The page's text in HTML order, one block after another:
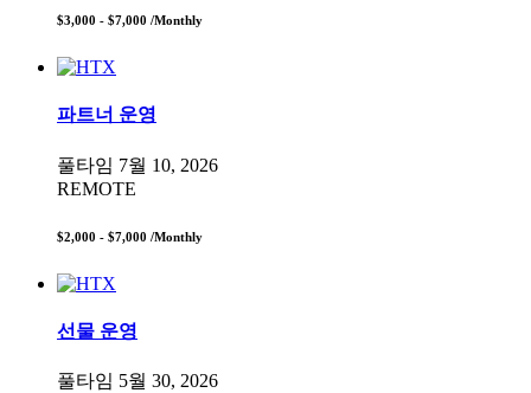
$3,000 - $7,000 /Monthly
파트너 운영
풀타임 7월 10, 2026
REMOTE
$2,000 - $7,000 /Monthly
선물 운영
풀타임 5월 30, 2026